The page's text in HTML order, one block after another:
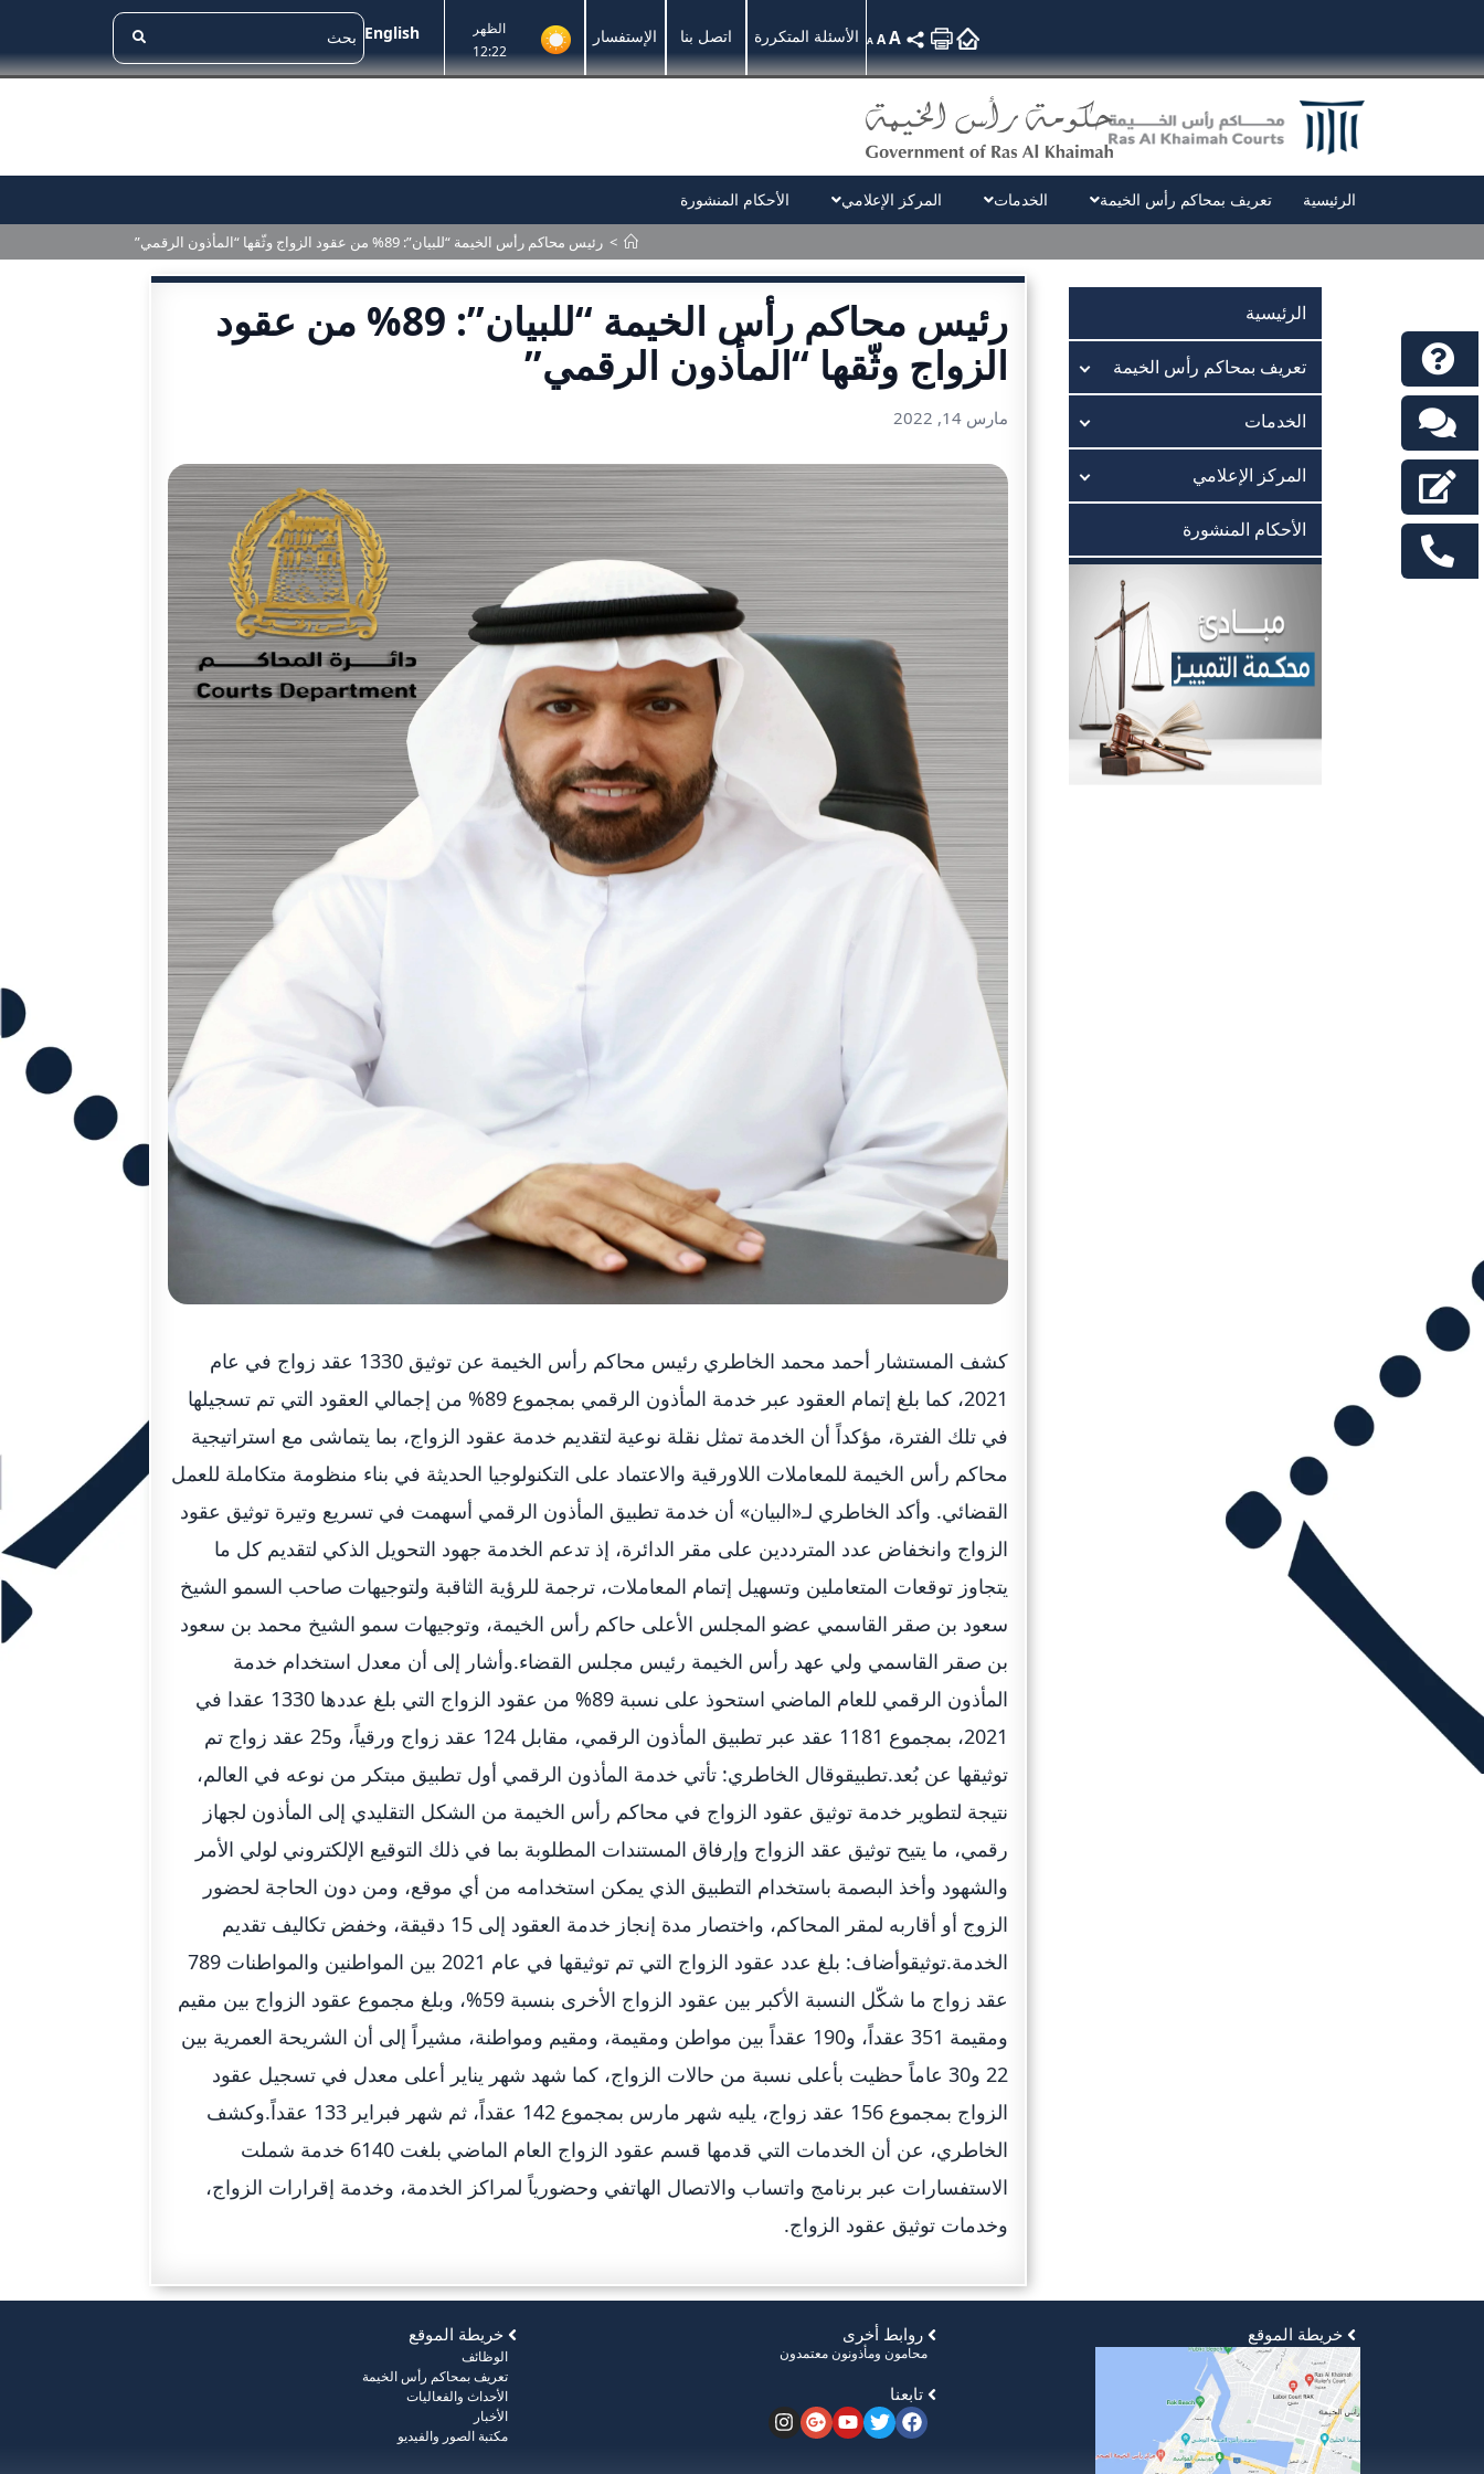
English
الظهر
12:22
الإستفسار اتصل بنا الأسئلة المتكررة A AA
الرئيسية تعريف بمحاكم رأس الخيمة الخدمات المركز الإعلامي الأحكام المنشورة
> رئيس محاكم رأس الخيمة “للبيان”: 89% من عقود الزواج وثّقها “المأذون الرقمي”
الرئيسية
تعريف بمحاكم رأس الخيمة
الخدمات
المركز الإعلامي
الأحكام المنشورة
رئيس محاكم رأس الخيمة “للبيان”: 89% من عقود
الزواج وثّقها “المأذون الرقمي”
مارس 14, 2022
كشف المستشار أحمد محمد الخاطري رئيس محاكم رأس الخيمة عن توثيق 1330 عقد زواج في عام
2021، كما بلغ إتمام العقود عبر خدمة المأذون الرقمي بمجموع 89% من إجمالي العقود التي تم تسجيلها
في تلك الفترة، مؤكداً أن الخدمة تمثل نقلة نوعية لتقديم خدمة عقود الزواج، بما يتماشى مع استراتيجية
محاكم رأس الخيمة للمعاملات اللاورقية والاعتماد على التكنولوجيا الحديثة في بناء منظومة متكاملة للعمل
القضائي. وأكد الخاطري لـ«البيان» أن خدمة تطبيق المأذون الرقمي أسهمت في تسريع وتيرة توثيق عقود
الزواج وانخفاض عدد المترددين على مقر الدائرة، إذ تدعم الخدمة جهود التحويل الذكي لتقديم كل ما
يتجاوز توقعات المتعاملين وتسهيل إتمام المعاملات، ترجمة للرؤية الثاقبة ولتوجيهات صاحب السمو الشيخ
سعود بن صقر القاسمي عضو المجلس الأعلى حاكم رأس الخيمة، وتوجيهات سمو الشيخ محمد بن سعود
بن صقر القاسمي ولي عهد رأس الخيمة رئيس مجلس القضاء.وأشار إلى أن معدل استخدام خدمة
المأذون الرقمي للعام الماضي استحوذ على نسبة 89% من عقود الزواج التي بلغ عددها 1330 عقدا في
2021، بمجموع 1181 عقد عبر تطبيق المأذون الرقمي، مقابل 124 عقد زواج ورقياً، و25 عقد زواج تم
توثيقها عن بُعد.تطبيقوقال الخاطري: تأتي خدمة المأذون الرقمي أول تطبيق مبتكر من نوعه في العالم،
نتيجة لتطوير خدمة توثيق عقود الزواج في محاكم رأس الخيمة من الشكل التقليدي إلى المأذون لجهاز
رقمي، ما يتيح توثيق عقد الزواج وإرفاق المستندات المطلوبة بما في ذلك التوقيع الإلكتروني لولي الأمر
والشهود وأخذ البصمة باستخدام التطبيق الذي يمكن استخدامه من أي موقع، ومن دون الحاجة لحضور
الزوج أو أقاربه لمقر المحاكم، واختصار مدة إنجاز خدمة العقود إلى 15 دقيقة، وخفض تكاليف تقديم
الخدمة.توثيقوأضاف: بلغ عدد عقود الزواج التي تم توثيقها في عام 2021 بين المواطنين والمواطنات 789
عقد زواج ما شكّل النسبة الأكبر بين عقود الزواج الأخرى بنسبة 59%، وبلغ مجموع عقود الزواج بين مقيم
ومقيمة 351 عقداً، و190 عقداً بين مواطن ومقيمة، ومقيم ومواطنة، مشيراً إلى أن الشريحة العمرية بين
22 و30 عاماً حظيت بأعلى نسبة من حالات الزواج، كما شهد شهر يناير أعلى معدل في تسجيل عقود
الزواج بمجموع 156 عقد زواج، يليه شهر مارس بمجموع 142 عقداً، ثم شهر فبراير 133 عقداً.وكشف
الخاطري، عن أن الخدمات التي قدمها قسم عقود الزواج العام الماضي بلغت 6140 خدمة شملت
الاستفسارات عبر برنامج واتساب والاتصال الهاتفي وحضورياً لمراكز الخدمة، وخدمة إقرارات الزواج،
وخدمات توثيق عقود الزواج.
خريطة الموقع
الوظائف
تعريف بمحاكم رأس الخيمة
الأحداث والفعاليات
الأخبار
مكتبة الصور والفيديو
روابط أخرى
محامون ومأذونون معتمدون
تابعنا
خريطة الموقع